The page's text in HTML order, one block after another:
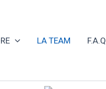
LA TEAM F.A.Q